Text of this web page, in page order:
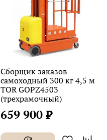
Сборщик заказов
самоходный 300 кг 4,5 м
TOR GOPZ4503
(трехрамочный)
659 900 ₽